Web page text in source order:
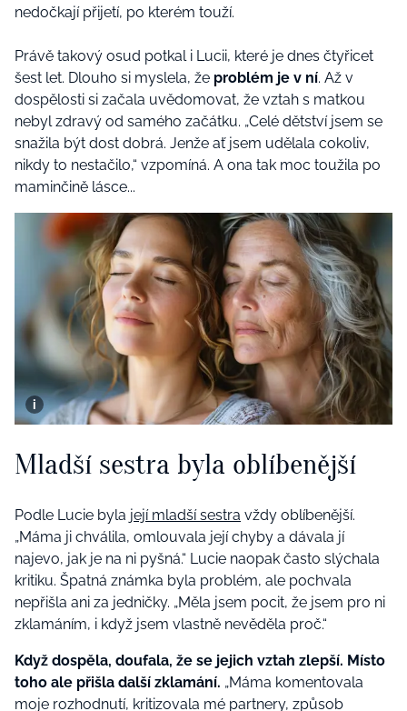
nedočkají přijetí, po kterém touží.
Právě takový osud potkal i Lucii, které je dnes čtyřicet
šest let. Dlouho si myslela, že problém je v ní. Až v
dospělosti si začala uvědomovat, že vztah s matkou
nebyl zdravý od samého začátku. „Celé dětství jsem se
snažila být dost dobrá. Jenže ať jsem udělala cokoliv,
nikdy to nestačilo,“ vzpomíná. A ona tak moc toužila po
maminčině lásce...
Mladší sestra byla oblíbenější
Podle Lucie byla její mladší sestra vždy oblíbenější.
„Máma ji chválila, omlouvala její chyby a dávala jí
najevo, jak je na ni pyšná.“ Lucie naopak často slýchala
kritiku. Špatná známka byla problém, ale pochvala
nepřišla ani za jedničky. „Měla jsem pocit, že jsem pro ni
zklamáním, i když jsem vlastně nevěděla proč.“
Když dospěla, doufala, že se jejich vztah zlepší. Místo
toho ale přišla další zklamání. „Máma komentovala
moje rozhodnutí, kritizovala mé partnery, způsob